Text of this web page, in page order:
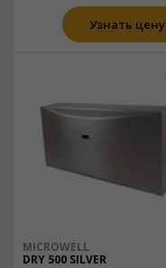
Узнать цену
MICROWELL
DRY 500 SILVER